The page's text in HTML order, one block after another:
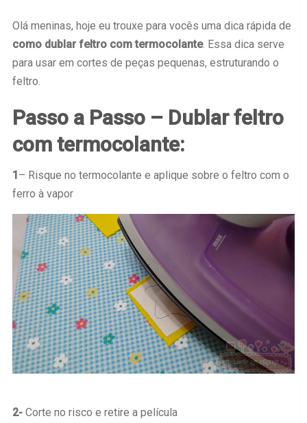
Olá meninas, hoje eu trouxe para vocês uma dica rápida de
como dublar feltro com termocolante. Essa dica serve
para usar em cortes de peças pequenas, estruturando o
feltro.
Passo a Passo – Dublar feltro
com termocolante:
1 – Risque no termocolante e aplique sobre o feltro com o
ferro à vapor
2-Corte no risco e retire a película